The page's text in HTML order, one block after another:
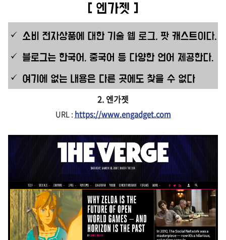
2. 엔가젯
URL : https://www.engadget.com